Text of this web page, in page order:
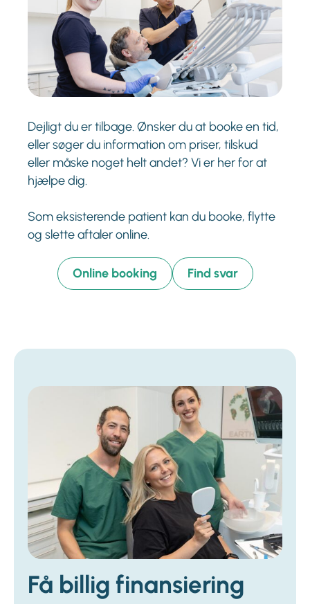
Dejligt du er tilbage. Ønsker du at booke en tid,
eller søger du information om priser, tilskud
eller måske noget helt andet? Vi er her for at
hjælpe dig.
Som eksisterende patient kan du booke, flytte
og slette aftaler online.
Online booking Find svar
Få billig finansiering